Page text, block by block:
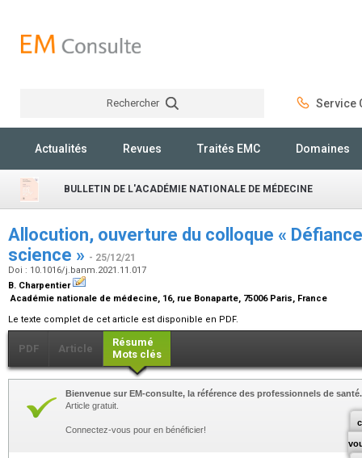
Rechercher Service
Actualités Revues Traités EMC Domaines
BULLETIN DE L'ACADÉMIE NATIONALE DE MÉDECINE
Allocution, ouverture du colloque «
science » - 25/12/21
Doi : 10.1016/j.banm.2021.11.017
B. Charpentier
Académie nationale de médecine, 16, rue Bonaparte, 75006 Paris, France
Le texte complet de cet article est disponible en PDF.
PDF Article
Résumé
Mots clés
Bienvenue sur EM-consulte, la référence des professionnels de santé.
Article gratuit.
Connectez-vous pour en bénéficier!